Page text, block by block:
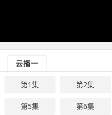
云播一
第1集 第2集
第5集 第6集